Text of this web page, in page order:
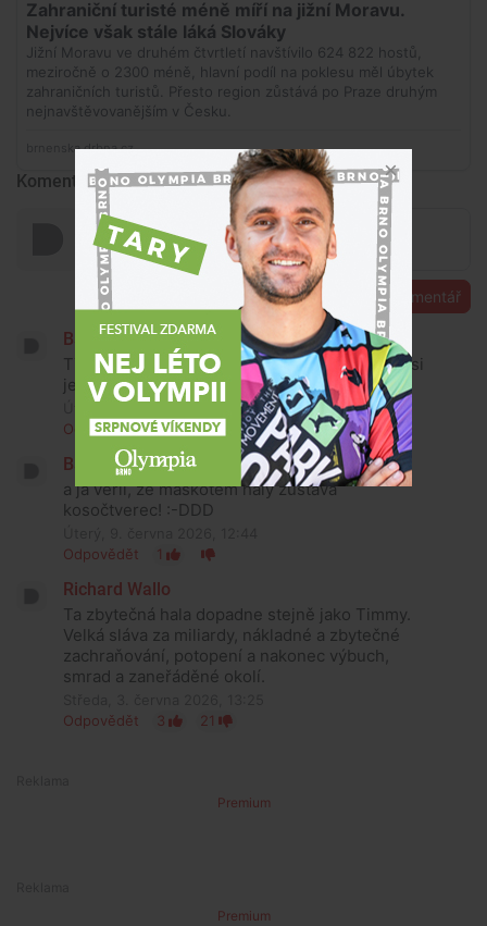
Komentáře
Přidat komentář
Baron Kocharovski
TYDÝT aréna... :-DDD těch názvů už bylo (a asi
ještě bude)! :-DDD
Úterý, 9. června 2026, 12:45
Odpovědět
1
Baron Kocharovski
a já věřil, že maskotem haly zůstává
kosočtverec! :-DDD
Odpovědět
1
Richard Wallo
Ta zbytečná hala dopadne stejně jako Timmy.
Velká sláva za miliardy, nákladné a zbytečné
zachraňování, potopení a nakonec výbuch,
smrad a zaneřáděné okolí.
Odpovědět
3 21
Premium
Premium